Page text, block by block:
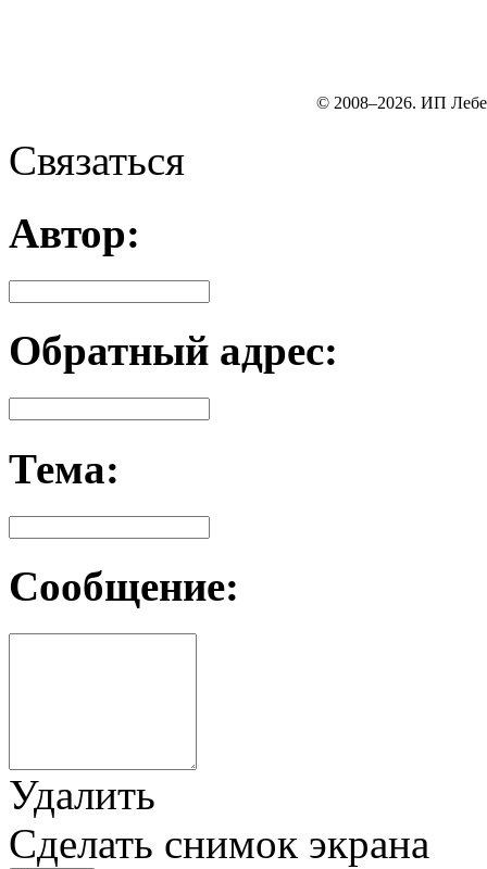
© 2008–2026. ИП
Связаться
Автор:
Обратный адрес:
Тема:
Сообщение:
Удалить
Сделать снимок экрана